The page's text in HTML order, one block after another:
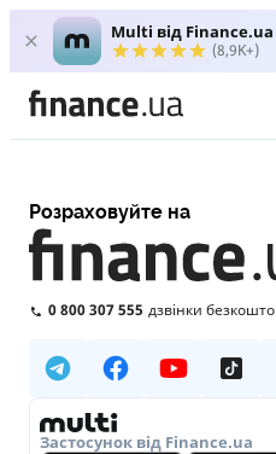
Multi від Finance.ua
(8,9K+)
Розраховуйте на
0 800 307 555 дзвінки
Застосунок від Finance.ua